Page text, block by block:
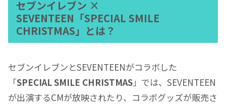
セブンイレブン ×
SEVENTEEN「SPECIAL SMILE
CHRISTMAS」とは？
セブンイレブンとSEVENTEENがコラボした
「SPECIAL SMILE CHRISTMAS」では、SEVENTEEN
が出演するCMが放映されたり、コラボグッズが販売さ